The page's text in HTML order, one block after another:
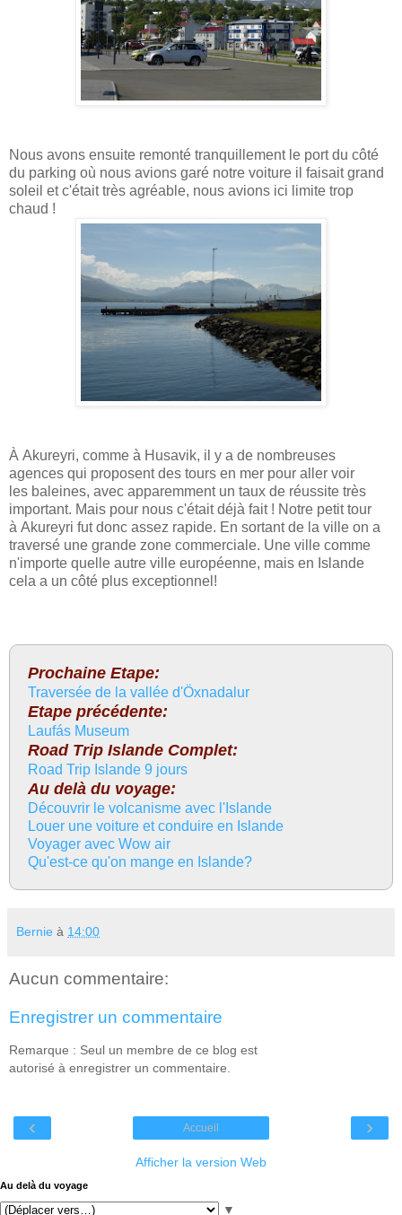
Nous avons ensuite remonté tranquillement le port du côté
du parking où nous avions garé notre voiture il faisait grand
soleil et c'était très agréable, nous avions ici limite trop
chaud !
À Akureyri, comme à Husavik, il y a de nombreuses
agences qui proposent des tours en mer pour aller voir
les baleines, avec apparemment un taux de réussite très
important. Mais pour nous c'était déjà fait ! Notre petit tour
à Akureyri fut donc assez rapide. En sortant de la ville on a
traversé une grande zone commerciale. Une ville comme
n'importe quelle autre ville européenne, mais en Islande
cela a un côté plus exceptionnel!
Prochaine Etape:
Traversée de la vallée d'Öxnadalur
Etape précédente:
Laufás Museum
Road Trip Islande Complet:
Road Trip Islande 9 jours
Au delà du voyage:
Découvrir le volcanisme avec l'Islande
Louer une voiture et conduire en Islande
Voyager avec Wow air
Qu'est-ce qu'on mange en Islande?
Bernie à 14:00
Aucun commentaire:
Enregistrer un commentaire
Remarque : Seul un membre de ce blog est
autorisé à enregistrer un commentaire.
‹ ›
Accueil
Afficher la version Web
Au delà du voyage
▼